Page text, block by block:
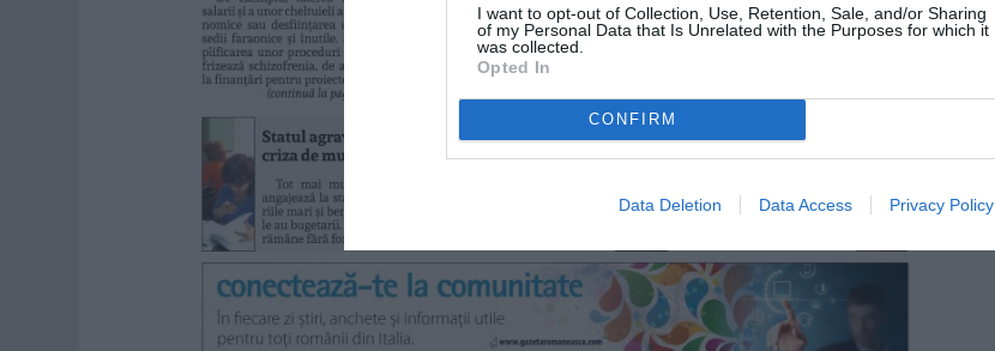
I want to opt-out of Collection, Use, Retention, Sale, and/or Sharing
of my Personal Data that Is Unrelated with the Purposes for which it
was collected.
Opted In
CONFIRM
Data Deletion Data Access Privacy Policy